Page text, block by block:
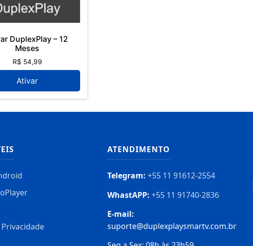
DuplexPlay – 12
Meses
R$ 54,99
Ativar
ATENDIMENTO
Telegram: +55 11 91612-2554
WhastAPP: +55 11 91740-2836
E-mail:
suporte@duplexplaysmartv.com.br